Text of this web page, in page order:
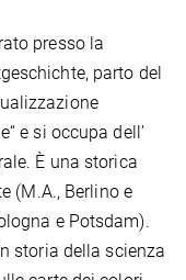
presso la
parto del
e si occupa dell’
È una storica
(M.A., Berlino e
e Potsdam).
storia della scienza